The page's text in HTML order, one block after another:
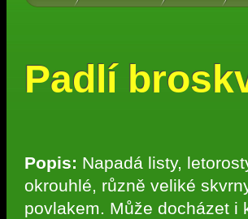
Padlí
Popis: Napadá listy,
okrouhlé, různě veliké
povlakem. Může docházet i